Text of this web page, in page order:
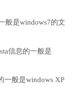
般是windows7的文
信息的一般是
一般是windows XP